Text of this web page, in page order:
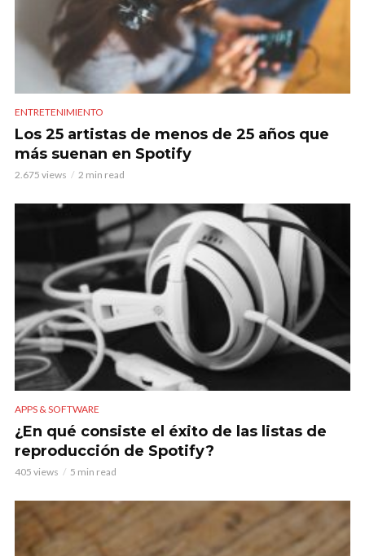
ENTRETENIMIENTO
Los 25 artistas de menos de 25 años que
más suenan en Spotify
2.675 views 2 min read
APPS & SOFTWARE
¿En qué consiste el éxito de las listas de
reproducción de Spotify?
405 views 5 min read